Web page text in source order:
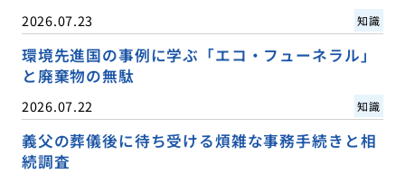
2026.07.23 知識
環境先進国の事例に学ぶ「エコ・フューネラル」
と廃棄物の無駄
2026.07.22 知識
義父の葬儀後に待ち受ける煩雑な事務手続きと相
続調査